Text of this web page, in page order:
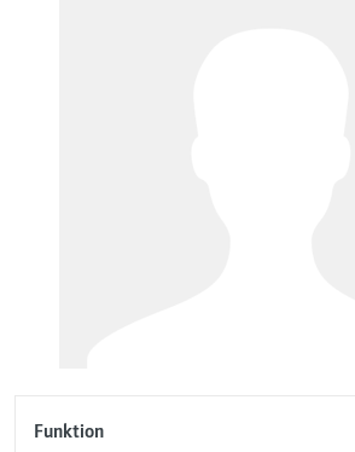
Funktion